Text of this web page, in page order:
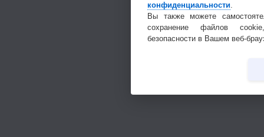
конфиденциальности.
Вы также можете
сохранение файлов
безопасности в Вашем веб-